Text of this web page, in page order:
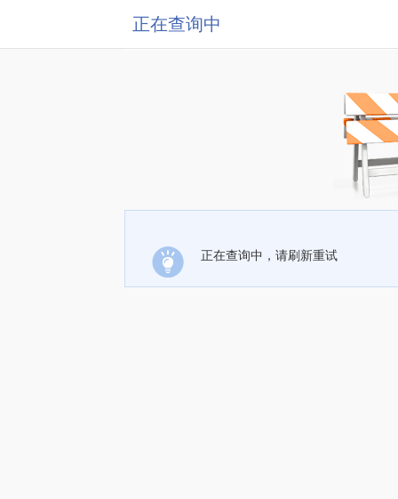
正在查询中
正在查询中，请刷新重试